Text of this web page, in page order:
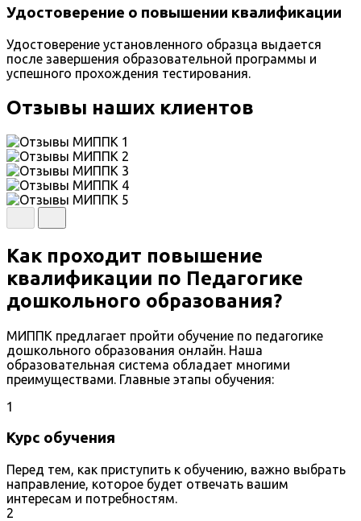
Удостоверение о повышении квалификации
Удостоверение установленного образца выдается
после завершения образовательной программы и
успешного прохождения тестирования.
Отзывы наших клиентов
Как проходит повышение
квалификации по Педагогике
дошкольного образования?
МИППК предлагает пройти обучение по педагогике
дошкольного образования онлайн. Наша
образовательная система обладает многими
преимуществами. Главные этапы обучения:
1
Курс обучения
Перед тем, как приступить к обучению, важно выбрать
направление, которое будет отвечать вашим
интересам и потребностям.
2